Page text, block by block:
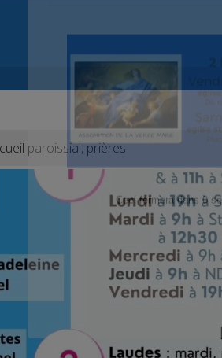
paroissial, prières